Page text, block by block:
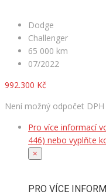
Dodge
Challenger
65 000 km
07/2022
992.300 Kč
Není možný odpočet DPH
Pro více informací
446) nebo vyplňte
×
PRO VÍCE